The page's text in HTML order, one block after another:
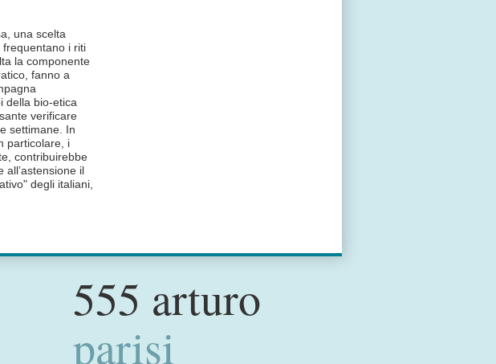
una scelta
i riti
la componente
fanno a
della bio-etica
verificare
settimane. In
particolare, i
contribuirebbe
il
degli italiani,
555 arturo
parisi